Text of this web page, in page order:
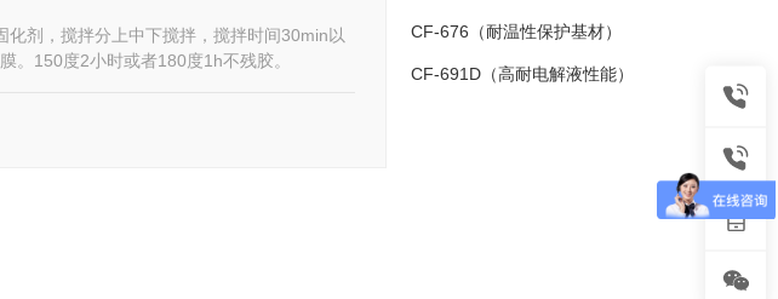
剂，搅拌分上中下搅拌，搅拌时间30min以
。150度2小时或者180度1h不残胶。
CF-676（耐温性保护基材）
CF-691D（高耐电解液性能）